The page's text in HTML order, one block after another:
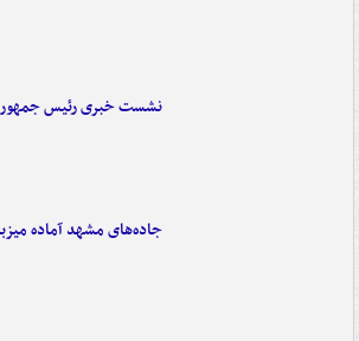
نشست خبری رئیس جمهور
جاده‌های مشهد آماده